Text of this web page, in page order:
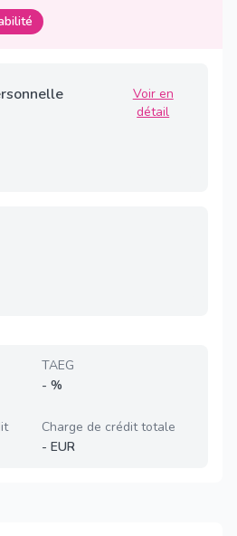
Voir en
détail
TAEG
- %
Charge de crédit totale
- EUR